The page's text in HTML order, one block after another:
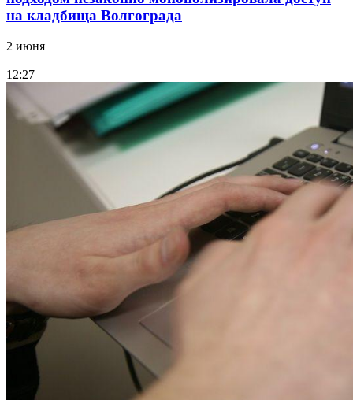
на кладбища Волгограда
2 июня
12:27